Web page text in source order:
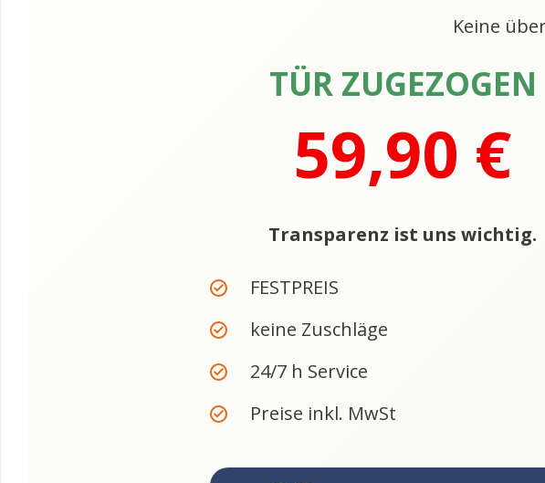
Keine
TÜR ZUGEZOGEN
59,90 €
Transparenz ist uns wichtig.
FESTPREIS
keine Zuschläge
24/7 h Service
Preise inkl. MwSt